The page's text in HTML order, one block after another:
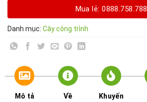
Mua lẻ: 0888.758.788
Danh mục: Cây công trình
Mô tả
Về
Khuyến